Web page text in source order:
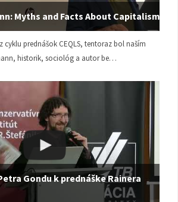
Myths and Facts About Capitalism
cyklu prednášok CEQLS, tentoraz bol naším
historik, sociológ a autor be…
Gondu k prednáške Rainera